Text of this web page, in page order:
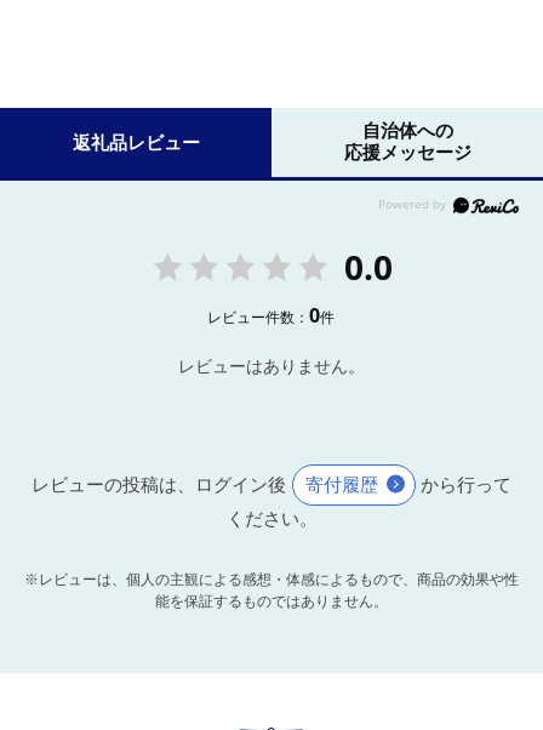
返礼品レビュー
自治体への
応援メッセージ
0.0
レビュー件数：0件
レビューはありません。
レビューの投稿は、ログイン後 寄付履歴
から行って
ください。
※レビューは、個人の主観による感想・体感によるもので、商品の効果や性
能を保証するものではありません。